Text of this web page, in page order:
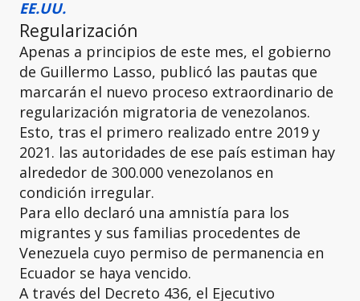
EE.UU.
Regularización
Apenas a principios de este mes, el gobierno
de Guillermo Lasso, publicó las pautas que
marcarán el nuevo proceso extraordinario de
regularización migratoria de venezolanos.
Esto, tras el primero realizado entre 2019 y
2021. las autoridades de ese país estiman hay
alrededor de 300.000 venezolanos en
condición irregular.
Para ello declaró una amnistía para los
migrantes y sus familias procedentes de
Venezuela cuyo permiso de permanencia en
Ecuador se haya vencido.
A través del Decreto 436, el Ejecutivo